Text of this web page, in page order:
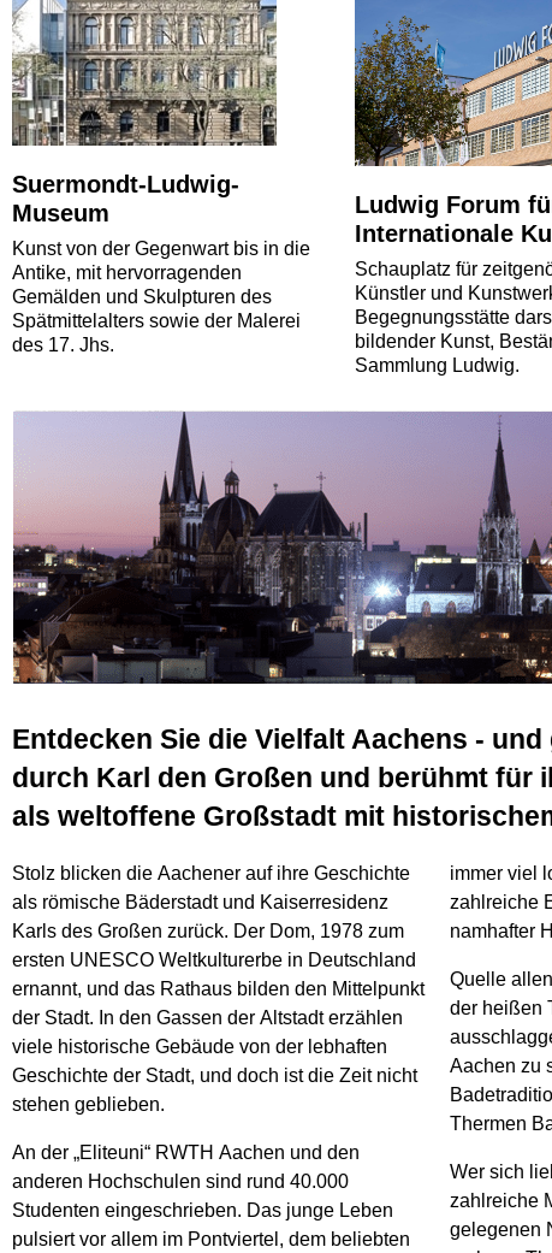
Suermondt-Ludwig-
Museum
Kunst von der Gegenwart bis in die
Antike, mit hervorragenden
Gemälden und Skulpturen des
Spätmittelalters sowie der Malerei
des 17. Jhs.
Ludwig Forum
Internationale
Schauplatz für
Künstler und
Begegnungsstätte
bildender Kunst,
Sammlung Ludwig.
Entdecken Sie die Vielfalt Aachens -
durch Karl den Großen und berühmt für
als weltoffene Großstadt mit
Stolz blicken die Aachener auf ihre Geschichte
als römische Bäderstadt und Kaiserresidenz
Karls des Großen zurück. Der Dom, 1978 zum
ersten UNESCO Weltkulturerbe in Deutschland
ernannt, und das Rathaus bilden den Mittelpunkt
der Stadt. In den Gassen der Altstadt erzählen
viele historische Gebäude von der lebhaften
Geschichte der Stadt, und doch ist die Zeit nicht
stehen geblieben.
An der „Eliteuni“ RWTH Aachen und den
anderen Hochschulen sind rund 40.000
Studenten eingeschrieben. Das junge Leben
pulsiert vor allem im Pontviertel, dem beliebten
immer viel
zahlreiche
namhafter
Quelle
der heißen
Aachen zu
Thermen
Wer sich
zahlreiche
gelegenen